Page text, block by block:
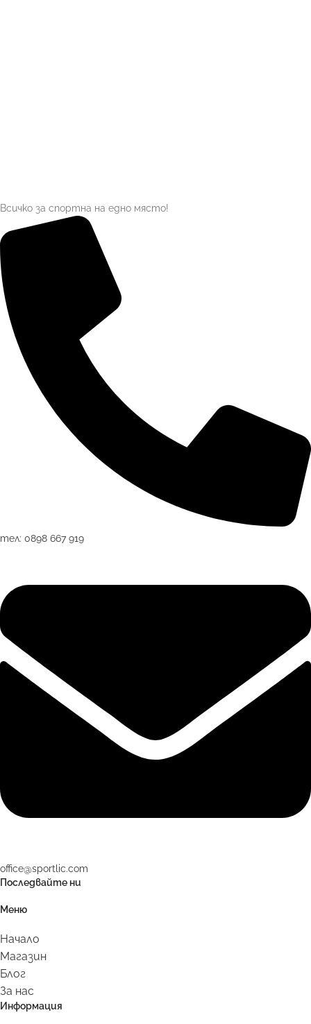
Всичко за спортна на едно място!
тел: 0898 667 919
office@sportlic.com
Последвайте ни
Меню
Начало
Магазин
Блог
За нас
Информация